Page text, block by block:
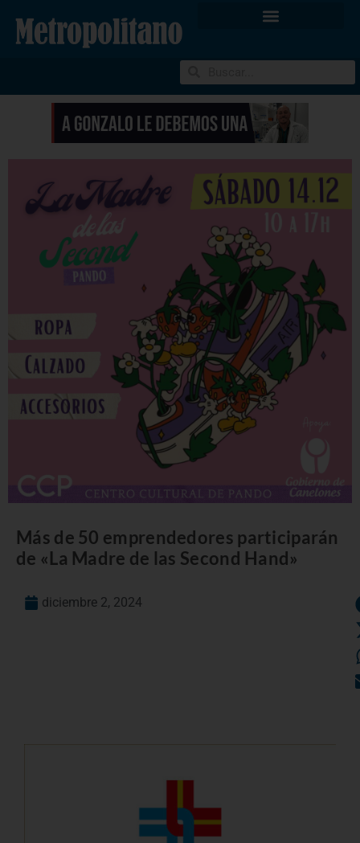
Más de 50 emprendedores participarán
de «La Madre de las Second Hand»
diciembre 2, 2024